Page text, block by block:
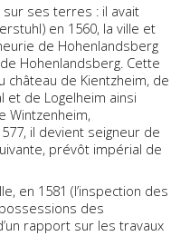
sur ses terres : il avait
en 1560, la ville et
de Hohenlandsberg
Hohenlandsberg. Cette
château de Kientzheim, de
et de Logelheim ainsi
Wintzenheim,
il devient seigneur de
prévôt impérial de
en 1581 (l’inspection des
des
rapport sur les travaux